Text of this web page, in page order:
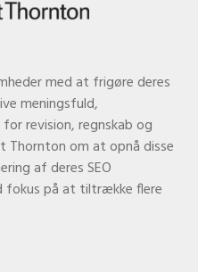
med at frigøre deres
meningsfuld,
revision, regnskab og
Thornton om at opnå disse
af deres SEO
fokus på at tiltrække flere